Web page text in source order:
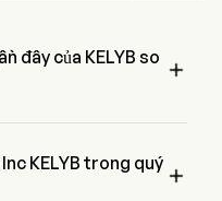
đây của KELYB so 
KELYB trong quý